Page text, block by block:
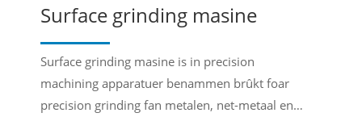
Surface grinding masine
Surface grinding masine is in precision
machining apparatuer benammen brûkt foar
precision grinding fan metalen, net-metaal en